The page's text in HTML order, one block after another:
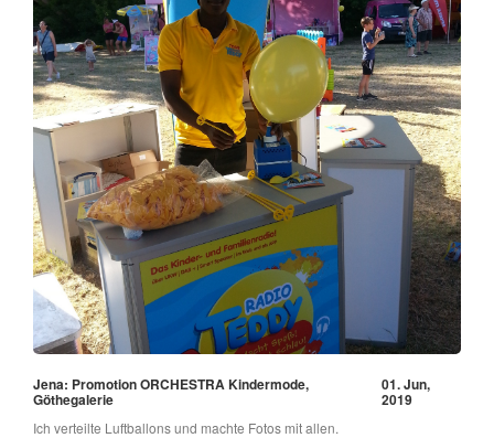
Jena: Promotion ORCHESTRA Kindermode,
Göthegalerie
01. Jun,
2019
Ich verteilte Luftballons und machte Fotos mit allen.